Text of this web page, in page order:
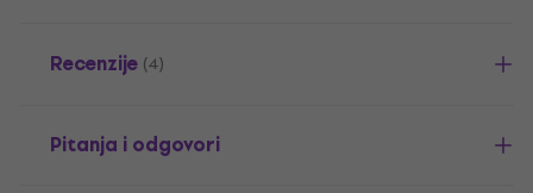
Recenzije (4)
Pitanja i odgovori